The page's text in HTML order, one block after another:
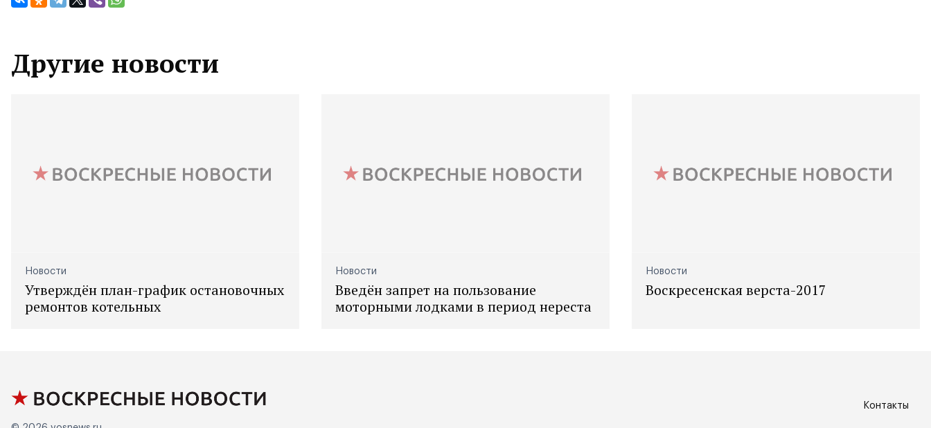
Другие новости
Новости
Утверждён план-график остановочных
ремонтов котельных
Новости
Введён запрет на пользование
моторными лодками в период нереста
Новости
Воскресенская верста-2017
Контакты